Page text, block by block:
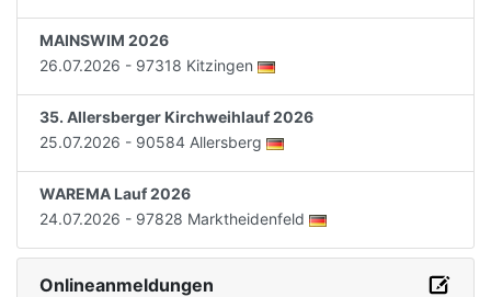
MAINSWIM 2026
26.07.2026 - 97318 Kitzingen
35. Allersberger Kirchweihlauf 2026
25.07.2026 - 90584 Allersberg
WAREMA Lauf 2026
24.07.2026 - 97828 Marktheidenfeld
Onlineanmeldungen